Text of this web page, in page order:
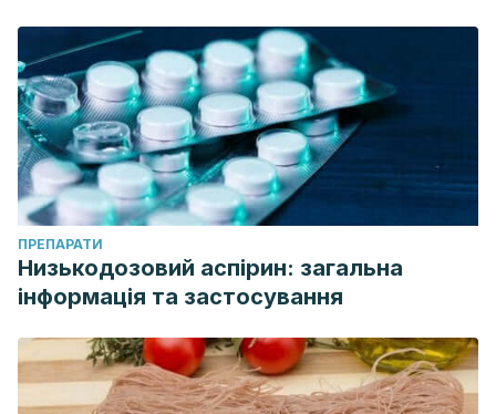
ПРЕПАРАТИ
Низькодозовий аспірин: загальна
інформація та застосування